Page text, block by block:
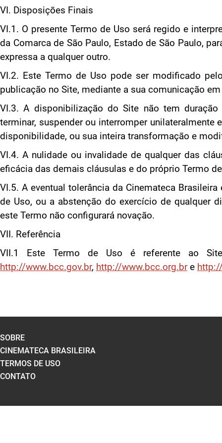
VI. Disposições Finais
VI.1. O presente Termo de Uso será regido e
da Comarca de São Paulo, Estado de São Paulo,
expressa a qualquer outro.
VI.2. Este Termo de Uso pode ser modificado
publicação no Site, mediante a sua comunicação
VI.3. A disponibilização do Site não tem
terminar, suspender ou interromper
disponibilidade, ou sua inteira transformação e
VI.4. A nulidade ou invalidade de qualquer das
eficácia das demais cláusulas e do próprio Termo
VI.5. A eventual tolerância da Cinemateca
de Uso, ou a abstenção do exercício de qualquer
este Termo não configurará novação.
VII. Referência
VII.1 Este Termo de Uso é referente ao
http://www.bcc.gov.br, http://www.bcc.org.bre
SOBRE
CINEMATECA BRASILEIRA
TERMOS DE USO
CONTATO